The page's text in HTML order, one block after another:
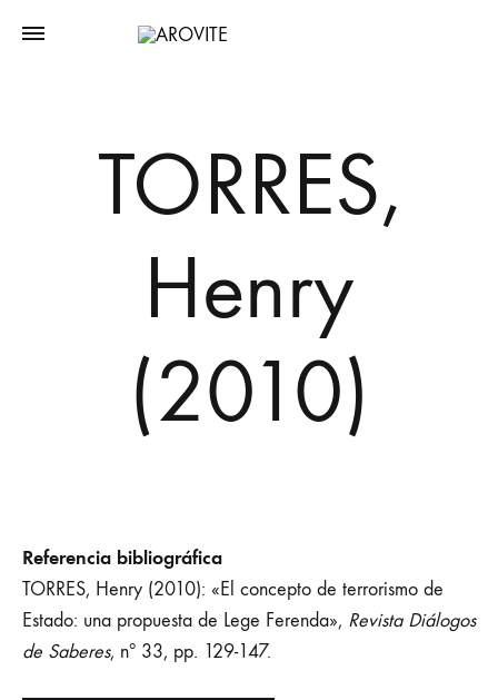
TORRES,
Henry
(2010)
Referencia bibliográfica
TORRES, Henry (2010): «El concepto de terrorismo de
Estado: una propuesta de Lege Ferenda», Revista Diálogos
de Saberes, nº 33, pp. 129-147.